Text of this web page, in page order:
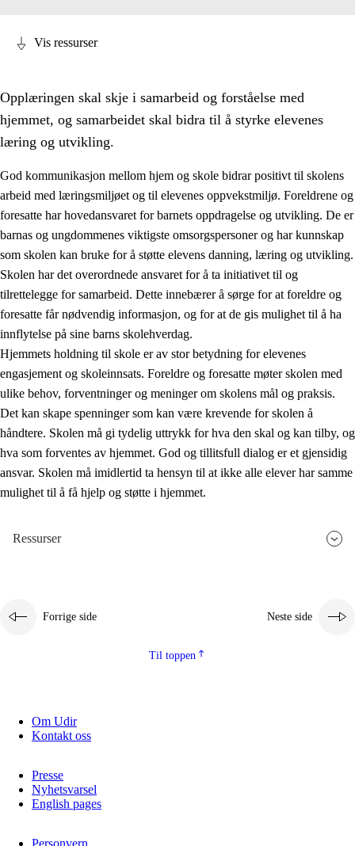
3. Prinsipper for skolens praksis
3.1 Et inkluderende læringsmiljø
3.2 Undervisning og tilpasset opplæring
3.3 Samarbeid mellom hjem og skole
3.4 Opplæring i lærebedrift og arbeidsliv
3.5 Profesjonsfellesskap og skoleutvikling
Vis ressurser
Opplæringen skal skje i samarbeid og forståelse med
hjemmet, og samarbeidet skal bidra til å styrke elevenes
læring og utvikling.
God kommunikasjon mellom hjem og skole bidrar positivt til skolens
arbeid med læringsmiljøet og til elevenes oppvekstmiljø. Foreldrene og
foresatte har hovedansvaret for barnets oppdragelse og utvikling. De er
barnas og ungdommenes viktigste omsorgspersoner og har kunnskap
som skolen kan bruke for å støtte elevens danning, læring og utvikling.
Skolen har det overordnede ansvaret for å ta initiativet til og
tilrettelegge for samarbeid. Dette innebærer å sørge for at foreldre og
foresatte får nødvendig informasjon, og for at de gis mulighet til å ha
innflytelse på sine barns skolehverdag.
Hjemmets holdning til skole er av stor betydning for elevenes
engasjement og skoleinnsats. Foreldre og foresatte møter skolen med
ulike behov, forventninger og meninger om skolens mål og praksis.
Det kan skape spenninger som kan være krevende for skolen å
håndtere. Skolen må gi tydelig uttrykk for hva den skal og kan tilby, og
hva som forventes av hjemmet. God og tillitsfull dialog er et gjensidig
ansvar. Skolen må imidlertid ta hensyn til at ikke alle elever har samme
mulighet til å få hjelp og støtte i hjemmet.
Ressurser
Forrige side Neste side
Til toppen
Om Udir
Kontakt oss
Presse
Nyhetsvarsel
English pages